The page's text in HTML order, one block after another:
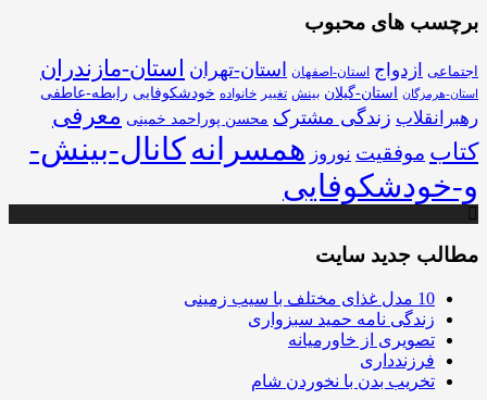
برچسب های محبوب
اجتماعی ازدواج استان-اصفهان استان-تهران استان-مازندران
استان-هرمزگان استان-گیلان بینش تغییر خانواده خودشکوفایی رابطه-عاطفی
رهبرانقلاب زندگی مشترک محسن پوراحمد خمینی معرفی
کتاب موفقیت نوروز همسرانهکانال-بینش-
و-خودشکوفایی
مطالب جدید سایت
10 مدل غذای مختلف با سیب زمینی
زندگی نامه حمید سبزواری
تصویری از خاورمیانه
فرزندداری
تخریب بدن با نخوردن شام